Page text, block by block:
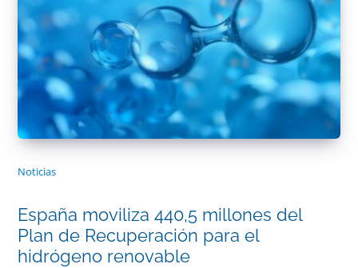
Noticias
España moviliza 440,5 millones del
Plan de Recuperación para el
hidrógeno renovable